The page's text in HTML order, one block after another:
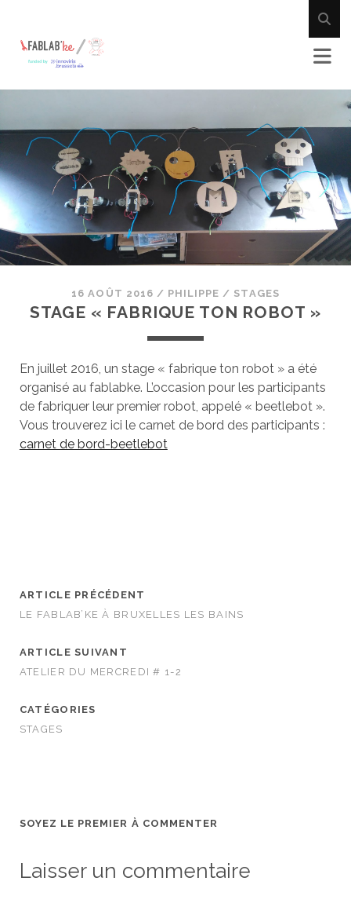
16 AOÛT 2016 / PHILIPPE / STAGES
STAGE « FABRIQUE TON ROBOT »
En juillet 2016, un stage « fabrique ton robot » a été
organisé au fablabke. L’occasion pour les participants
de fabriquer leur premier robot, appelé « beetlebot ».
Vous trouverez ici le carnet de bord des participants :
carnet de bord-beetlebot
ARTICLE PRÉCÉDENT
LE FABLAB’KE À BRUXELLES LES BAINS
ARTICLE SUIVANT
ATELIER DU MERCREDI # 1-2
CATÉGORIES
STAGES
SOYEZ LE PREMIER À COMMENTER
Laisser un commentaire